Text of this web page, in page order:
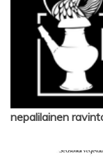
nepalilainen